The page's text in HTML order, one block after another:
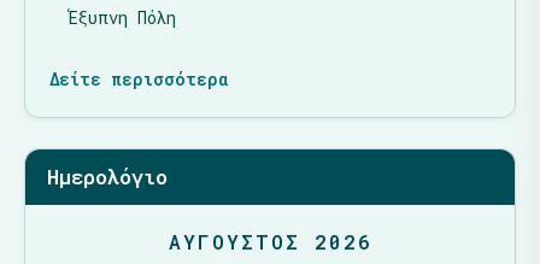
Έξυπνη Πόλη
Δείτε περισσότερα
Ημερολόγιο
ΑΎΓΟΥΣΤΟΣ 2026